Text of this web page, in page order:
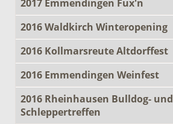
2017 Emmendingen Fux'n
2016 Waldkirch Winteropening
2016 Kollmarsreute Altdorffest
2016 Emmendingen Weinfest
2016 Rheinhausen Bulldog- und
Schleppertreffen